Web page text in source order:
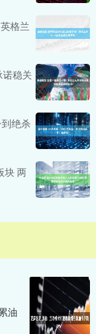
格兰
稳关
绝杀
块 两
油